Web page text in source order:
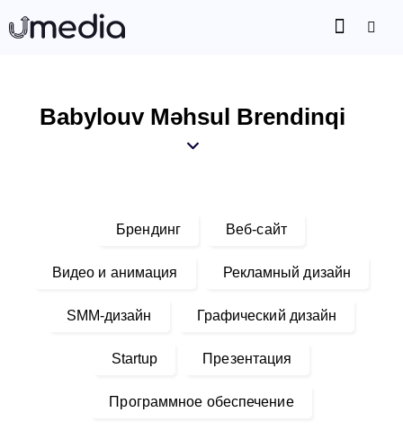
Babylouv Məhsul Brendinqi
Брендинг Веб-сайт
Видео и анимация Рекламный дизайн
SMM-дизайн Графический дизайн
Startup Презентация
Программное обеспечение